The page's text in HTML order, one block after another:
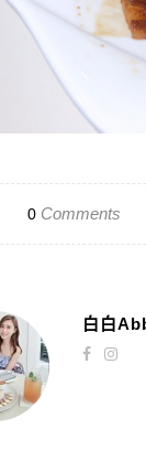
0Comments
白白